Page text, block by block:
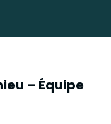
– Équipe